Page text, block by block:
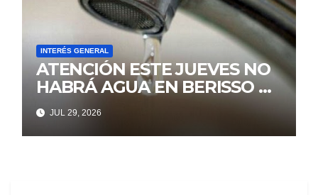
INTERÉS GENERAL
ATENCIÓN ESTE JUEVES NO
HABRÁ AGUA EN BERISSO NI
ENSENADA
JUL 29, 2026